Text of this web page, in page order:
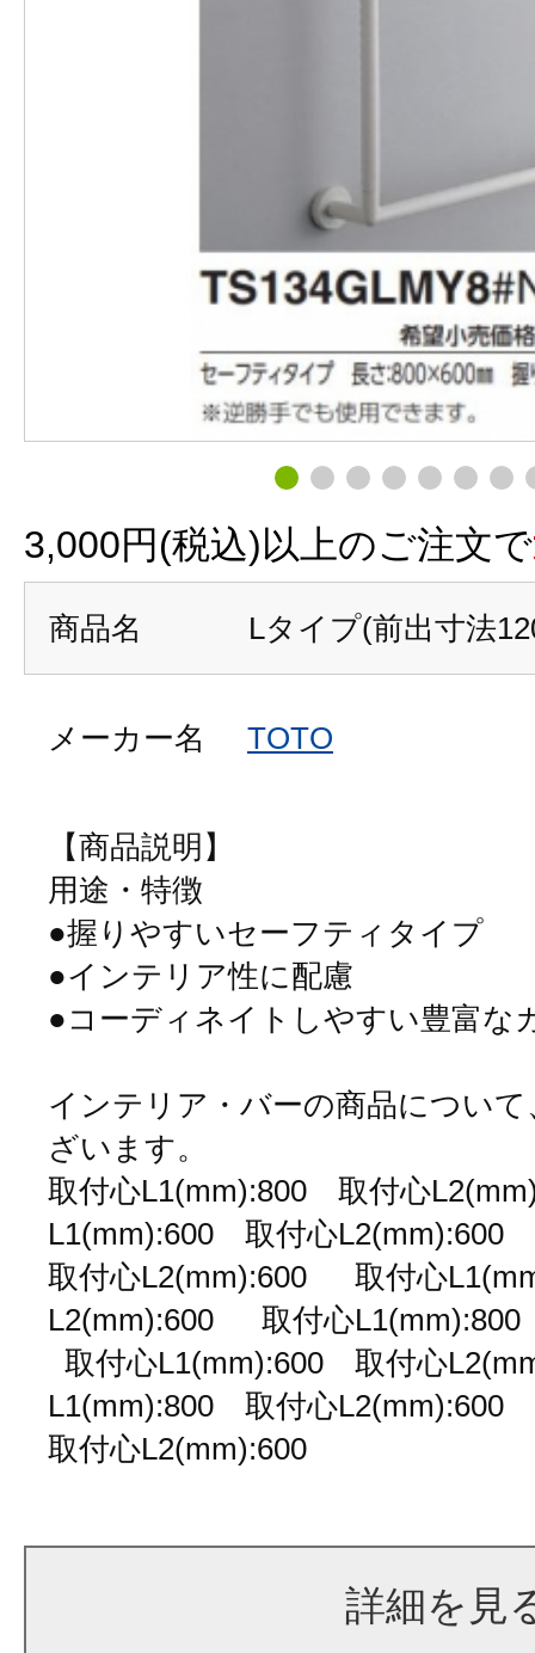
3,000円(税込)以上のご注文で
商品名 Lタイプ(前出寸法
メーカー名 TOTO
【商品説明】
用途・特徴
●握りやすいセーフティタイプ
●インテリア性に配慮
●コーディネイトしやすい豊富な
インテリア・バーの商品につい
ざいます。
取付心L1(mm):800 取付心
L1(mm):600 取付心
取付心L2(mm):600 取付心
L2(mm):600 取付心
取付心L1(mm):600 取付心
L1(mm):800 取付心
取付心
詳細を見